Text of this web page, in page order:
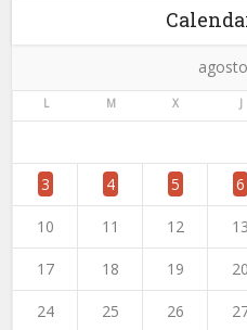
L M X J
3 4 5 6
10 11 12 13
17 18 19 20
24 25 26